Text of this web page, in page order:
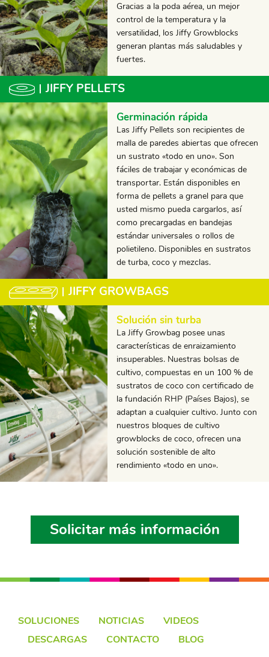
Gracias a la poda aérea, un mejor
control de la temperatura y la
versatilidad, los Jiffy Growblocks
generan plantas más saludables y
fuertes.
JIFFY PELLETS
Germinación rápida
Las Jiffy Pellets son recipientes de
malla de paredes abiertas que ofrecen
un sustrato «todo en uno». Son
fáciles de trabajar y económicas de
transportar. Están disponibles en
forma de pellets a granel para que
usted mismo pueda cargarlos, así
como precargadas en bandejas
estándar universales o rollos de
polietileno. Disponibles en sustratos
de turba, coco y mezclas.
JIFFY GROWBAGS
Solución sin turba
La Jiffy Growbag posee unas
características de enraizamiento
insuperables. Nuestras bolsas de
cultivo, compuestas en un 100 % de
sustratos de coco con certificado de
la fundación RHP (Países Bajos), se
adaptan a cualquier cultivo. Junto con
nuestros bloques de cultivo
growblocks de coco, ofrecen una
solución sostenible de alto
rendimiento «todo en uno».
Solicitar más información
SOLUCIONES NOTICIAS
VIDEOS
DESCARGAS
CONTACTO BLOG